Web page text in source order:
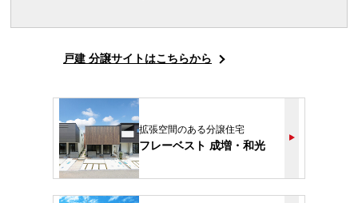
戸建 分譲サイトはこちらから
拡張空間のある分譲住宅
フレーベスト 成増・和光